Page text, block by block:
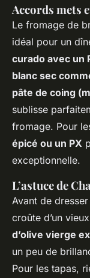
Accords mets
Le fromage de
idéal pour un
curado avec un
blanc sec
pâte de coing
sublisse
fromage. Pour
épicé ou un PX
exceptionnelle.
L’astuce de
Avant de
croûte d’un
d’olive vierge
un peu de
Pour les tapas,